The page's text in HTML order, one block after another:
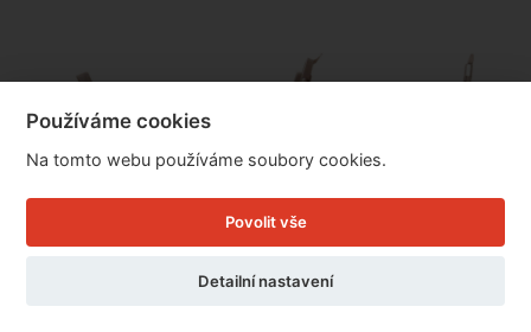
Používáme cookies
Na tomto webu používáme soubory cookies.
Povolit vše
Detailní nastavení